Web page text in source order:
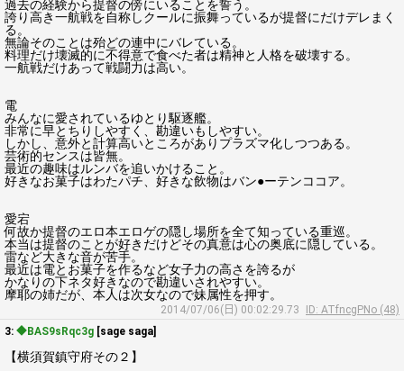
過去の経験から提督の傍にいることを誓う。
誇り高き一航戦を自称しクールに振舞っているが提督にだけデレまく
る。
無論そのことは殆どの連中にバレている。
料理だけ壊滅的に不得意で食べた者は精神と人格を破壊する。
一航戦だけあって戦闘力は高い。
電
みんなに愛されているゆとり駆逐艦。
非常に早とちりしやすく、勘違いもしやすい。
しかし、意外と計算高いところがありプラズマ化しつつある。
芸術的センスは皆無。
最近の趣味はルンバを追いかけること。
好きなお菓子はわたパチ、好きな飲物はバン●ーテンココア。
愛宕
何故か提督のエロ本エロゲの隠し場所を全て知っている重巡。
本当は提督のことが好きだけどその真意は心の奥底に隠している。
雷など大きな音が苦手。
最近は電とお菓子を作るなど女子力の高さを誇るが
かなりの下ネタ好きなので勘違いされやすい。
摩耶の姉だが、本人は次女なので妹属性を押す。
2014/07/06(日) 00:02:29.73
ID: ATfncgPNo (48)
3: ◆BAS9sRqc3g [sage saga]
【横須賀鎮守府その２】